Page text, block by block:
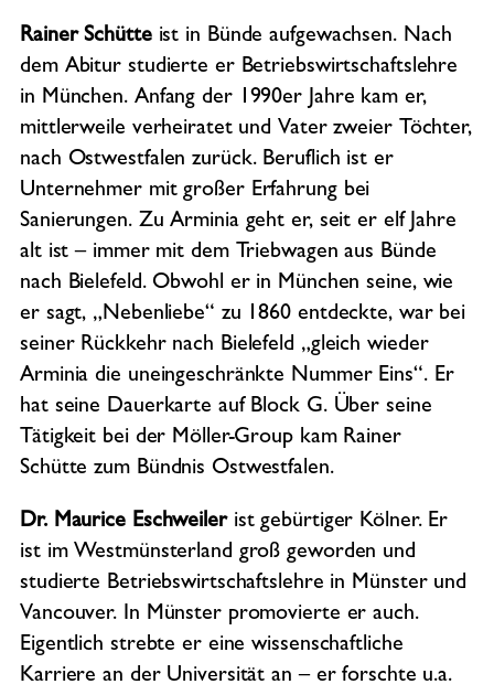
Rainer Schütteist in Bünde aufgewachsen. Nach
dem Abitur studierte er Betriebswirtschaftslehre
in München. Anfang der 1990er Jahre kam er,
mittlerweile verheiratet und Vater zweier Töchter,
nach Ostwestfalen zurück. Beruflich ist er
Unternehmer mit großer Erfahrung bei
Sanierungen. Zu Arminia geht er, seit er elf Jahre
alt ist – immer mit dem Triebwagen aus Bünde
nach Bielefeld. Obwohl er in München seine, wie
er sagt, „Nebenliebe“ zu 1860 entdeckte, war bei
seiner Rückkehr nach Bielefeld „gleich wieder
Arminia die uneingeschränkte Nummer Eins“. Er
hat seine Dauerkarte auf Block G. Über seine
Tätigkeit bei der Möller-Group kam Rainer
Schütte zum Bündnis Ostwestfalen.
Dr. Maurice Eschweilerist gebürtiger Kölner. Er
ist im Westmünsterland groß geworden und
studierte Betriebswirtschaftslehre in Münster und
Vancouver. In Münster promovierte er auch.
Eigentlich strebte er eine wissenschaftliche
Karriere an der Universität an – er forschte u.a.